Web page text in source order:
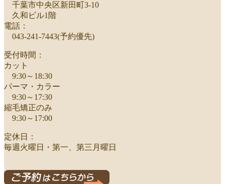
千葉市中央区新田町3-10
久和ビル1階
電話：
043-241-7443(予約優先)
受付時間：
カット
9:30～18:30
パーマ・カラー
9:30～17:30
縮毛矯正のみ
9:30～17:00
定休日：
毎週火曜日・第一、第三月曜日